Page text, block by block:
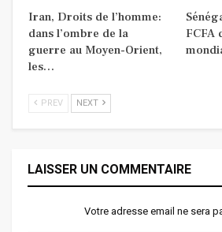
Iran, Droits de l’homme:
dans l’ombre de la
guerre au Moyen-Orient,
les…
FCFA
PREV NEXT
LAISSER UN COMMENTAIRE
Votre adresse email ne sera